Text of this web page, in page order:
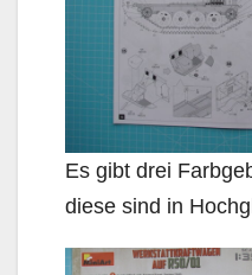
Es gibt drei
diese sind in